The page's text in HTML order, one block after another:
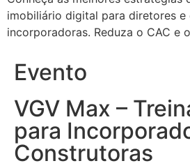
imobiliário digital para diretores e
incorporadoras. Reduza o CAC e
Evento
VGV Max –
para
Construtoras